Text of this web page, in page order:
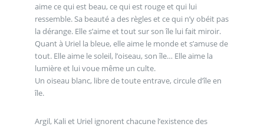
aime ce qui est beau, ce qui est rouge et qui lui
ressemble. Sa beauté a des règles et ce qui n’y obéit pas
la dérange. Elle s’aime et tout sur son île lui fait miroir.
Quant à Uriel la bleue, elle aime le monde et s’amuse de
tout. Elle aime le soleil, l’oiseau, son île… Elle aime la
lumière et lui voue même un culte.
Un oiseau blanc, libre de toute entrave, circule d’île en
île.
Argil, Kali et Uriel ignorent chacune l’existence des